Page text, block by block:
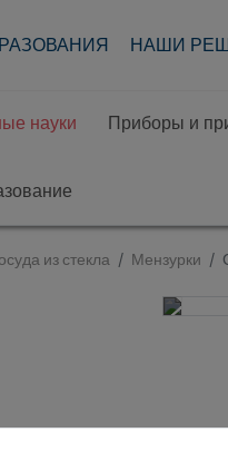
НАШИ
науки Приборы и
из стекла Мензурки